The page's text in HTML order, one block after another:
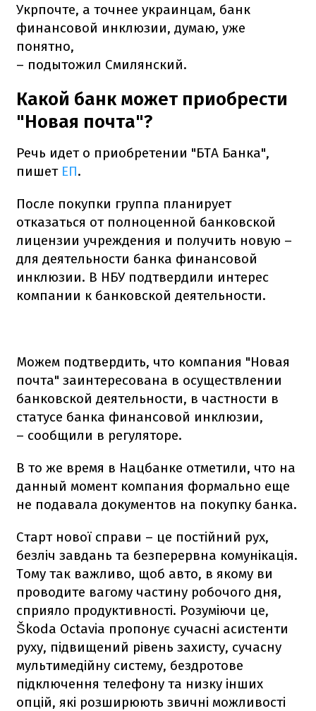
Укрпочте, а точнее украинцам, банк
финансовой инклюзии, думаю, уже
понятно,
– подытожил Смилянский.
Какой банк может приобрести
"Новая почта"?
Речь идет о приобретении "БТА Банка",
пишет ЕП.
После покупки группа планирует
отказаться от полноценной банковской
лицензии учреждения и получить новую –
для деятельности банка финансовой
инклюзии. В НБУ подтвердили интерес
компании к банковской деятельности.
Можем подтвердить, что компания "Новая
почта" заинтересована в осуществлении
банковской деятельности, в частности в
статусе банка финансовой инклюзии,
– сообщили в регуляторе.
В то же время в Нацбанке отметили, что на
данный момент компания формально еще
не подавала документов на покупку банка.
Старт нової справи – це постійний рух,
безліч завдань та безперервна комунікація.
Тому так важливо, щоб авто, в якому ви
проводите вагому частину робочого дня,
сприяло продуктивності. Розуміючи це,
Škoda Octavia пропонує сучасні асистенти
руху, підвищений рівень захисту, сучасну
мультимедійну систему, бездротове
підключення телефону та низку інших
опцій, які розширюють звичні можливості